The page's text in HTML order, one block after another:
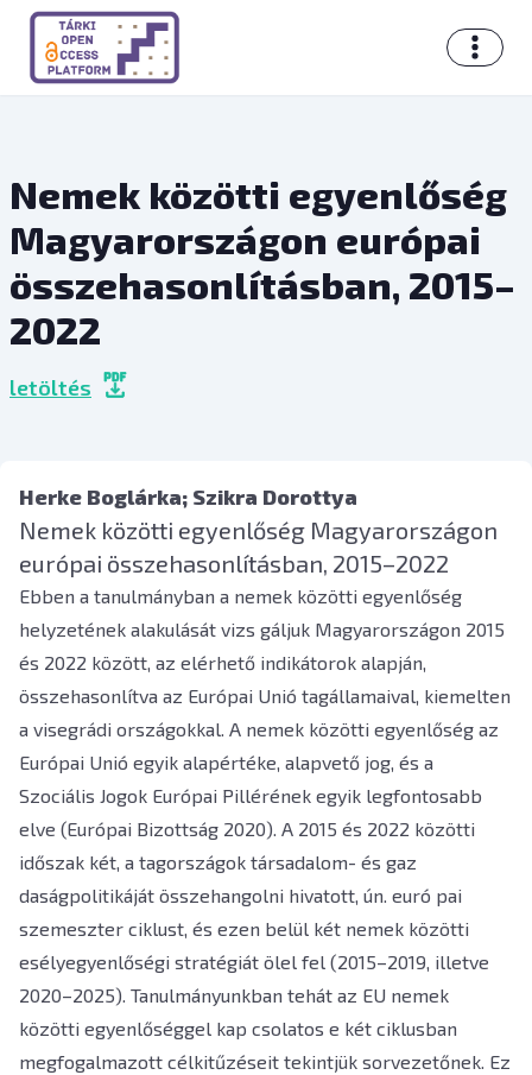
Nemek közötti egyenlőség
Magyarországon európai
összehasonlításban, 2015–
2022
letöltés
Herke Boglárka; Szikra Dorottya
Nemek közötti egyenlőség Magyarországon
európai összehasonlításban, 2015–2022
Ebben a tanulmányban a nemek közötti egyenlőség
helyzetének alakulását vizs gáljuk Magyarországon 2015
és 2022 között, az elérhető indikátorok alapján,
összehasonlítva az Európai Unió tagállamaival, kiemelten
a visegrádi országokkal. A nemek közötti egyenlőség az
Európai Unió egyik alapértéke, alapvető jog, és a
Szociális Jogok Európai Pillérének egyik legfontosabb
elve (Európai Bizottság 2020). A 2015 és 2022 közötti
időszak két, a tagországok társadalom- és gaz
daságpolitikáját összehangolni hivatott, ún. euró pai
szemeszter ciklust, és ezen belül két nemek közötti
esélyegyenlőségi stratégiát ölel fel (2015–2019, illetve
2020–2025). Tanulmányunkban tehát az EU nemek
közötti egyenlőséggel kap csolatos e két ciklusban
megfogalmazott célkitűzéseit tekintjük sorvezetőnek. Ez